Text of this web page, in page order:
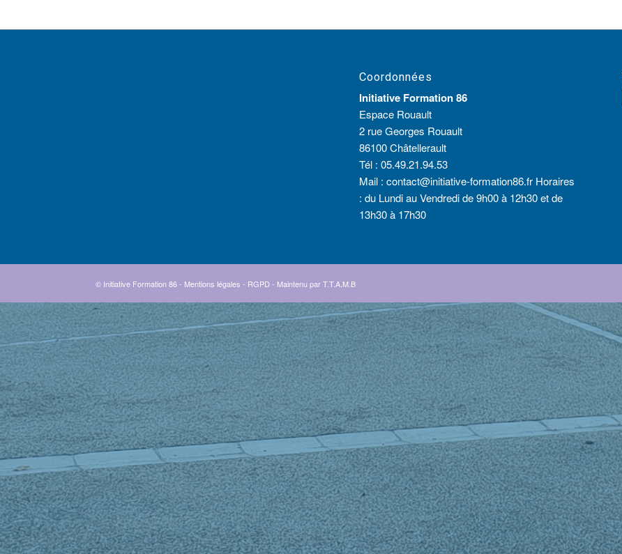
Coordonnées
Initiative Formation 86
Espace Rouault
2 rue Georges Rouault
86100 Châtellerault
Tél :05.49.21.94.53
Mail :contact@initiative-formation86.fr Horaires
: du Lundi au Vendredi de 9h00 à 12h30 et de
13h30 à 17h30
© Initiative Formation 86 - Mentions légales - RGPD- Maintenu parT.T.A.M.B